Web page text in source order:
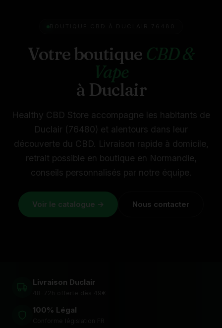
Votre boutique CBD &
Vape
à Duclair
Healthy CBD Store accompagne les habitants de
Duclair (76480) et alentours dans leur
découverte du CBD. Livraison rapide à domicile,
retrait possible en boutique en Normandie,
conseils personnalisés par notre équipe.
Voir le catalogue → Nous contacter
Livraison Duclair
100% Légal